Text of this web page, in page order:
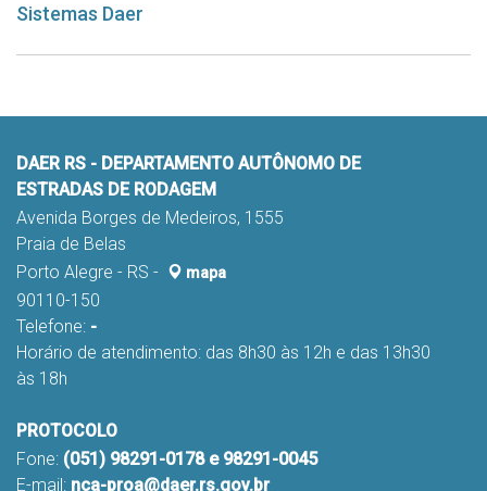
Sistemas Daer
DAER RS - DEPARTAMENTO AUTÔNOMO DE
ESTRADAS DE RODAGEM
Avenida Borges de Medeiros, 1555
Praia de Belas
Porto Alegre - RS -
mapa
90110-150
Telefone: -
Horário de atendimento: das 8h30 às 12h e das 13h30
às 18h
PROTOCOLO
Fone: (051) 98291-0178 e 98291-0045
E-mail: nca-proa@daer.rs.gov.br